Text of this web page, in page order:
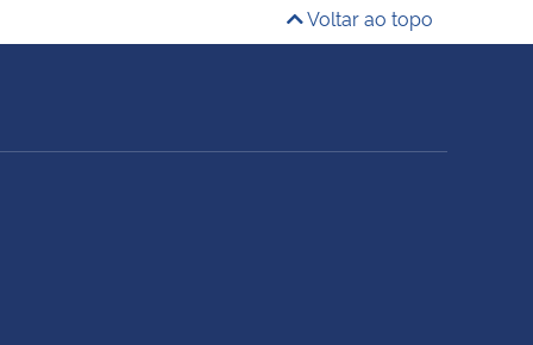
Voltar ao topo